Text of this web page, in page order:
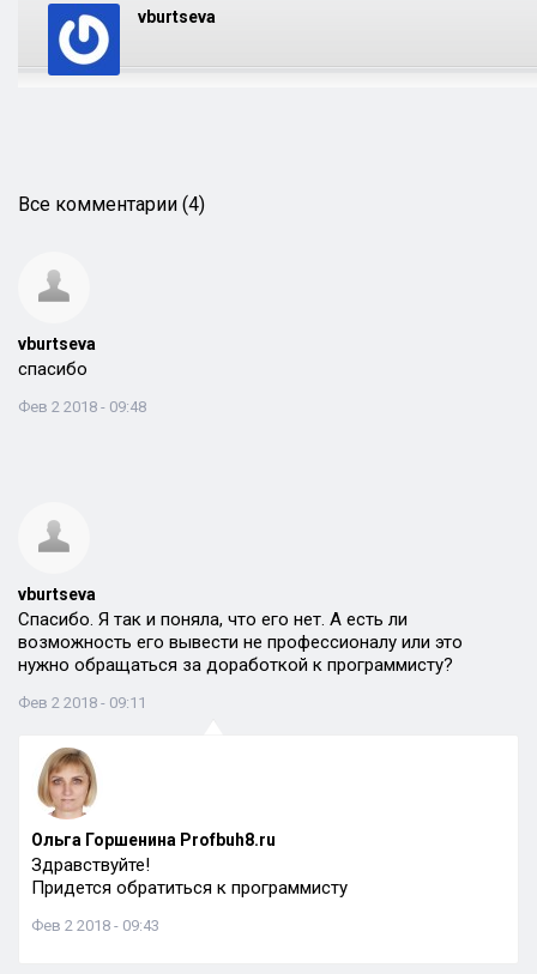
vburtseva
Все комментарии (4)
vburtseva
спасибо
Фев 2 2018 - 09:48
vburtseva
Спасибо. Я так и поняла, что его нет. А есть ли
возможность его вывести не профессионалу или это
нужно обращаться за доработкой к программисту?
Фев 2 2018 - 09:11
Ольга Горшенина Profbuh8.ru
Здравствуйте!
Придется обратиться к программисту
Фев 2 2018 - 09:43